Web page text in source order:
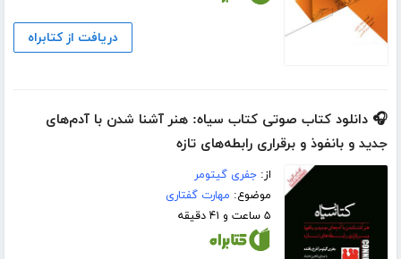
دریافت از کتابراه
🎧 دانلود کتاب صوتی کتاب سیاه: هنر آشنا شدن با آدم‌های
جدید و با‌نفوذ و برقراری رابطه‌های تازه
از:جفری گیتومر
موضوع: مهارت گفتاری
۵ ساعت و ۴۱ دقیقه